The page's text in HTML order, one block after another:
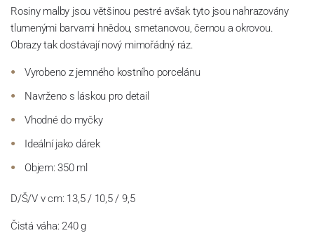
Rosiny malby jsou většinou pestré avšak tyto jsou nahrazovány
tlumenými barvami hnědou, smetanovou, černou a okrovou.
Obrazy tak dostávají nový mimořádný ráz.
Vyrobeno z jemného kostního porcelánu
Navrženo s láskou pro detail
Vhodné do myčky
Ideální jako dárek
Objem: 350 ml
D/Š/V v cm: 13,5 / 10,5 / 9,5
Čistá váha: 240 g